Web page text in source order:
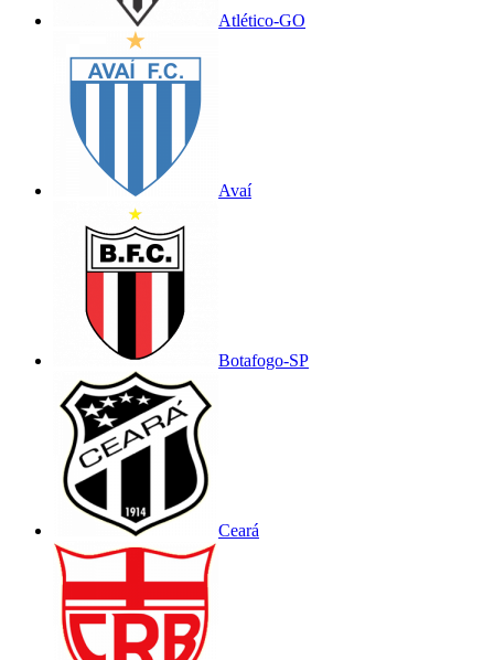
Atlético-GO
Avaí
Botafogo-SP
Ceará